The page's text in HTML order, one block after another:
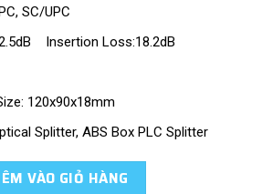
SC/UPC
Insertion Loss:18.2dB
120x90x18mm
Splitter, ABS Box PLC Splitter
Splitter số lượng
VÀO GIỎ HÀNG